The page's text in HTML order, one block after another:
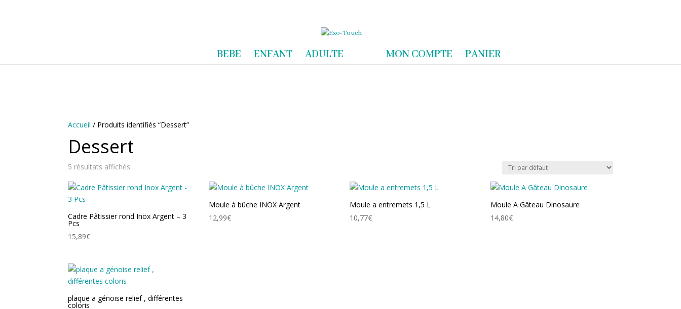
C
C
BEBE ENFANT ADULTE MON COMPTE PANIER
Accueil / Produits identifiés “Dessert”
Dessert
5 résultats affichés
Cadre Pâtissier rond Inox Argent – 3
Pcs
15,89€
Moule à bûche INOX Argent
12,99€
Moule a entremets 1,5 L
10,77€
Moule A Gâteau Dinosaure
14,80€
plaque a génoise relief , différentes
coloris